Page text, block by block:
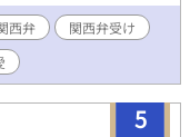
西弁
関西弁受け
5